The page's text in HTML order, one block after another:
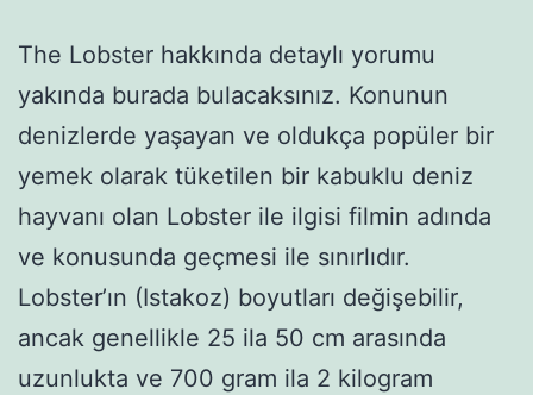
The Lobster hakkında detaylı yorumu
yakında burada bulacaksınız. Konunun
denizlerde yaşayan ve oldukça popüler bir
yemek olarak tüketilen bir kabuklu deniz
hayvanı olan Lobster ile ilgisi filmin adında
ve konusunda geçmesi ile sınırlıdır.
Lobster’ın (Istakoz) boyutları değişebilir,
ancak genellikle 25 ila 50 cm arasında
uzunlukta ve 700 gram ila 2 kilogram